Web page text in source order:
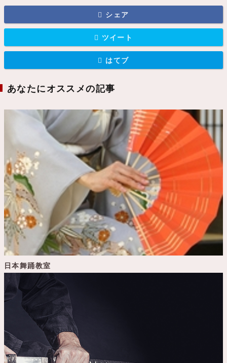
シェア
ツイート
はてブ
あなたにオススメの記事
日本舞踊教室